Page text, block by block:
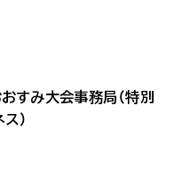
すみ大会事務局（特別
）